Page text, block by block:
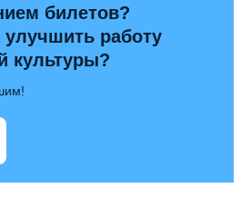
билетов?
улучшить работу
культуры?